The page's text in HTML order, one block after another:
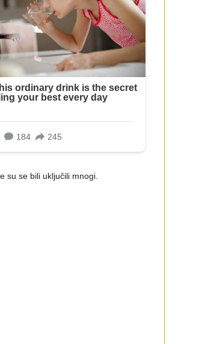
su se bili uključili mnogi.